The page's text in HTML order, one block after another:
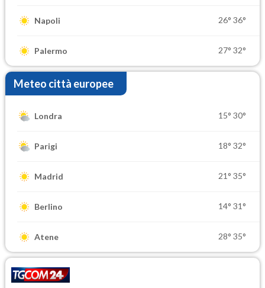
Napoli 26° 36°
Palermo 27° 32°
Meteo città europee
Londra 15° 30°
Parigi 18° 32°
Madrid 21° 35°
Berlino 14° 31°
Atene 28° 35°